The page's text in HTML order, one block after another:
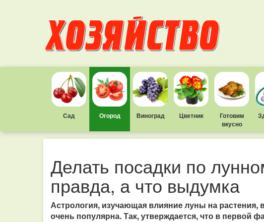
Сад Огород Виноград Цветник
Готовим
вкусно
Делать посадки по
правда, а что выдумка
Астрология, изучающая влияние луны на
очень популярна. Так, утверждается, что в первой